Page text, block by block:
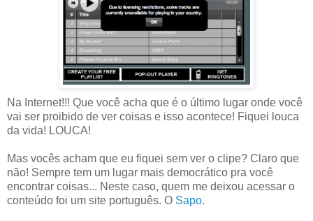
Na Internet!!! Que você acha que é o último lugar onde você
vai ser proibido de ver coisas e isso acontece! Fiquei louca
da vida! LOUCA!
Mas vocês acham que eu fiquei sem ver o clipe? Claro que
não! Sempre tem um lugar mais democrático pra você
encontrar coisas... Neste caso, quem me deixou acessar o
conteúdo foi um site português. O Sapo.